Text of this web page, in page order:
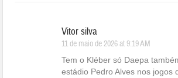
Vitor silva
11 de maio de 2026 at 9:19 AM
Tem o Kléber só Daepa
estádio Pedro Alves nos jogos